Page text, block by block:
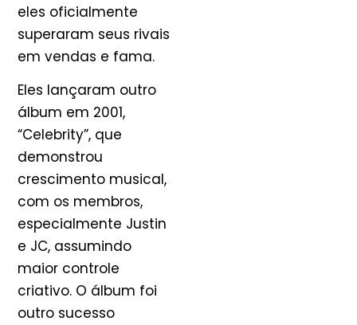
eles oficialmente
superaram seus rivais
em vendas e fama.
Eles lançaram outro
álbum em 2001,
“Celebrity”, que
demonstrou
crescimento musical,
com os membros,
especialmente Justin
e JC, assumindo
maior controle
criativo. O álbum foi
outro sucesso